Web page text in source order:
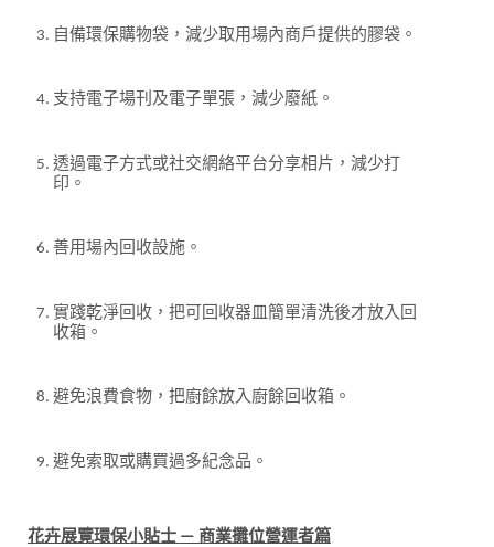
自備環保購物袋，減少取用場內商戶提供的膠袋。
支持電子場刊及電子單張，減少廢紙。
透過電子方式或社交網絡平台分享相片，減少打
印。
善用場內回收設施。
實踐乾淨回收，把可回收器皿簡單清洗後才放入回
收箱。
避免浪費食物，把廚餘放入廚餘回收箱。
避免索取或購買過多紀念品。
花卉展覽環保小貼士 — 商業攤位營運者篇